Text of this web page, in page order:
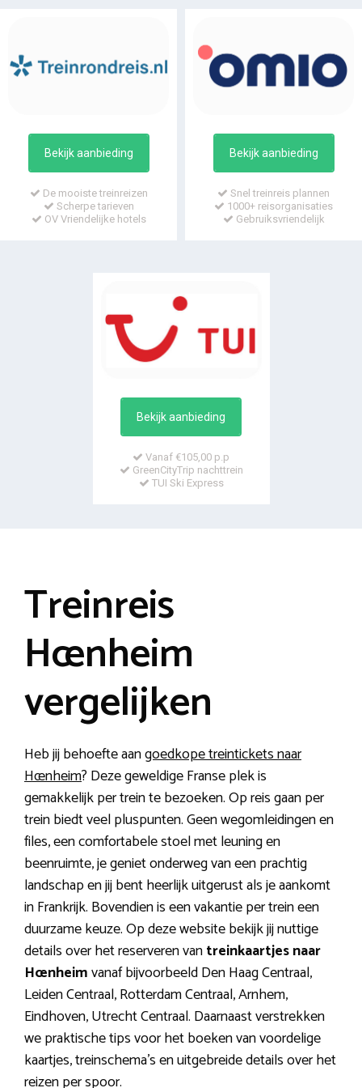
Bekijk aanbieding
De mooiste treinreizen
Scherpe tarieven
OV Vriendelijke hotels
Bekijk aanbieding
Snel treinreis plannen
1000+ reisorganisaties
Gebruiksvriendelijk
Bekijk aanbieding
Vanaf €105,00 p.p
GreenCityTrip nachttrein
TUI Ski Express
Treinreis
Hœnheim
vergelijken
Heb jij behoefte aangoedkope treintickets naar
Hœnheim? Deze geweldige Franse plek is
gemakkelijk per trein te bezoeken. Op reis gaan per
trein biedt veel pluspunten. Geen wegomleidingen en
files, een comfortabele stoel met leuning en
beenruimte, je geniet onderweg van een prachtig
landschap en jij bent heerlijk uitgerust als je aankomt
in Frankrijk. Bovendien is een vakantie per trein een
duurzame keuze. Op deze website bekijk jij nuttige
details over het reserveren vantreinkaartjes naar
Hœnheimvanaf bijvoorbeeld Den Haag Centraal,
Leiden Centraal, Rotterdam Centraal, Arnhem,
Eindhoven, Utrecht Centraal. Daarnaast verstrekken
we praktische tips voor het boeken van voordelige
kaartjes, treinschema’s en uitgebreide details over het
reizen per spoor.